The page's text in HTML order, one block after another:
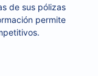
de sus pólizas
permite